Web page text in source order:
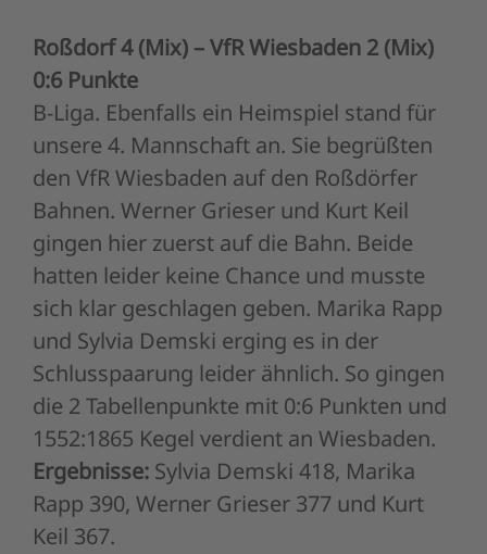
Roßdorf 4 (Mix) – VfR Wiesbaden 2 (Mix)
0:6 Punkte
B-Liga. Ebenfalls ein Heimspiel stand für
unsere 4. Mannschaft an. Sie begrüßten
den VfR Wiesbaden auf den Roßdörfer
Bahnen. Werner Grieser und Kurt Keil
gingen hier zuerst auf die Bahn. Beide
hatten leider keine Chance und musste
sich klar geschlagen geben. Marika Rapp
und Sylvia Demski erging es in der
Schlusspaarung leider ähnlich. So gingen
die 2 Tabellenpunkte mit 0:6 Punkten und
1552:1865 Kegel verdient an Wiesbaden.
Ergebnisse:Sylvia Demski 418, Marika
Rapp 390, Werner Grieser 377 und Kurt
Keil 367.